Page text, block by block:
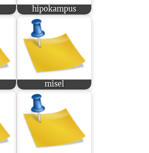
hipokampus
misel